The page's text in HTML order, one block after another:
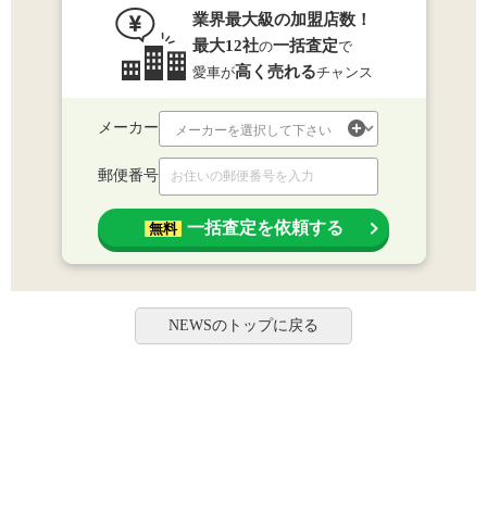
業界最大級の加盟店数！
最大12社の一括査定で
愛車が高く売れるチャンス
メーカー
郵便番号
無料 一括査定を依頼する
NEWSのトップに戻る